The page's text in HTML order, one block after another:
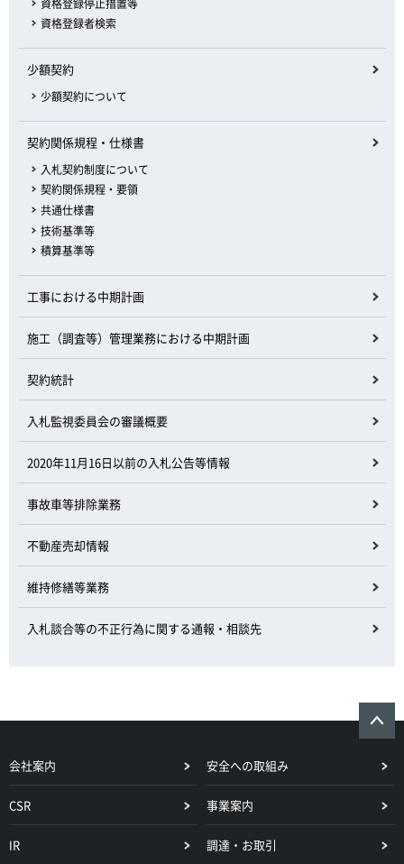
資格登録停止措置等
資格登録者検索
少額契約
少額契約について
契約関係規程・仕様書
入札契約制度について
契約関係規程・要領
共通仕様書
技術基準等
積算基準等
工事における中期計画
施工（調査等）管理業務における中期計画
契約統計
入札監視委員会の審議概要
2020年11月16日以前の入札公告等情報
事故車等排除業務
不動産売却情報
維持修繕等業務
入札談合等の不正行為に関する通報・相談先
会社案内 安全への取組み
CSR 事業案内
IR 調達・お取引